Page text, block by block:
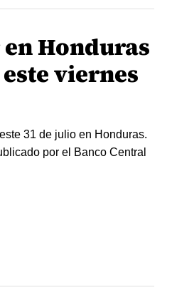
Honduras
viernes
31 de julio en Honduras.
por el Banco Central